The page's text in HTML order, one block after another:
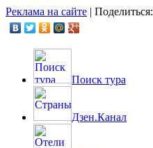
Реклама на сайте | Поделиться:
Поиск тура
Дзен.Канал